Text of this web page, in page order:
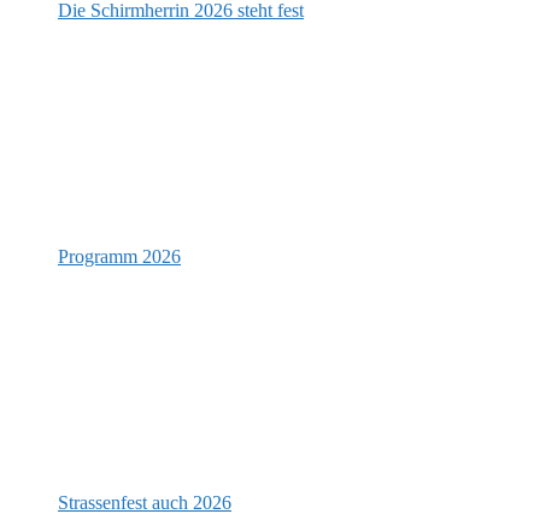
Die Schirmherrin 2026 steht fest
Programm 2026
Strassenfest auch 2026